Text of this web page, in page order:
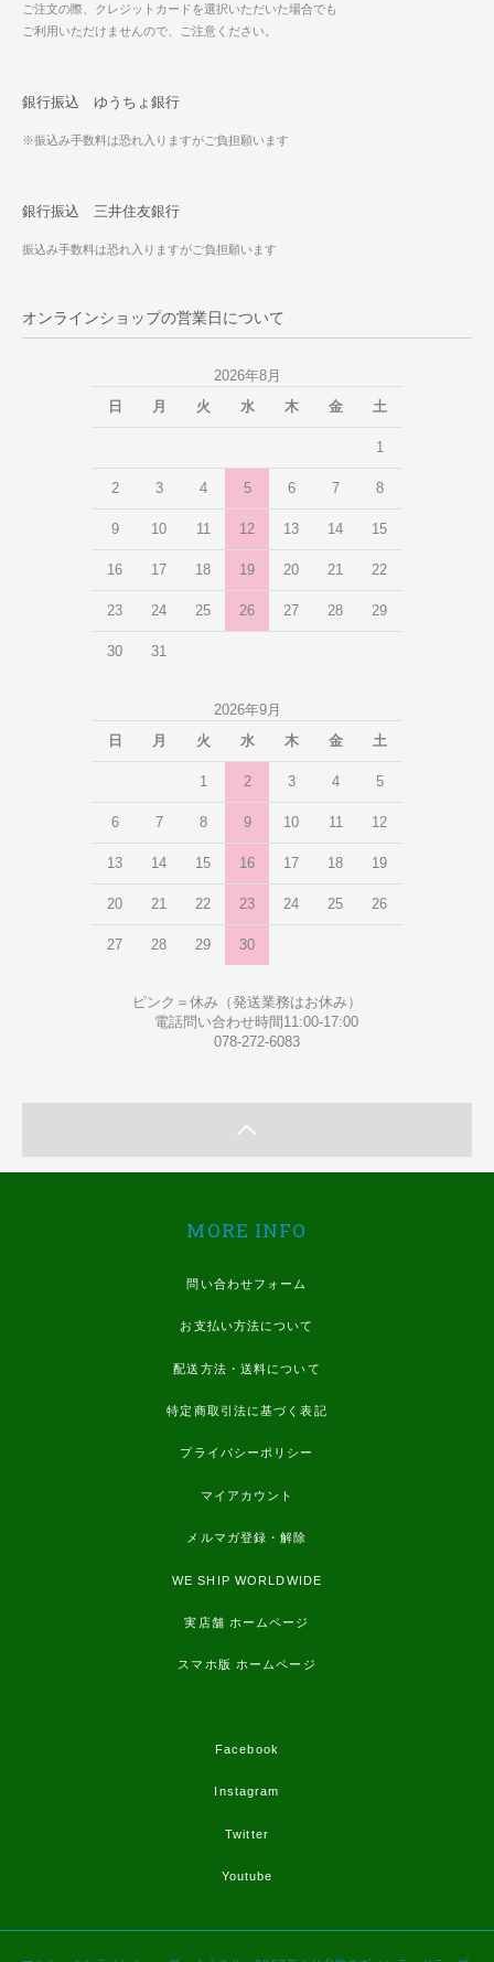
ご注文の際、クレジットカードを選択いただいた場合でも
ご利用いただけませんので、ご注意ください。
銀行振込 ゆうちょ銀行
※振込み手数料は恐れ入りますがご負担願います
銀行振込 三井住友銀行
振込み手数料は恐れ入りますがご負担願います
オンラインショップの営業日について
2026年8月
日
月 火 水 木 金 土
1
2 3 4 5 6 7 8
9 10 11 12 13 14 15
16 17 18 19 20 21 22
23 24 25 26 27 28 29
30 31
2026年9月
日
月 火 水 木 金 土
1 2 3 4 5
6 7 8 9 10 11 12
13 14 15 16 17 18 19
20 21 22 23 24 25 26
27 28 29 30
ピンク＝休み（発送業務はお休み）
電話問い合わせ時間11:00-17:00
078-272-6083
MORE INFO
問い合わせフォーム
お支払い方法について
配送方法・送料について
特定商取引法に基づく表記
プライバシーポリシー
マイアカウント
メルマガ登録・解除
WE SHIP WORLDWIDE
実店舗 ホームページ
スマホ版 ホームページ
Facebook
Instagram
Twitter
Youtube